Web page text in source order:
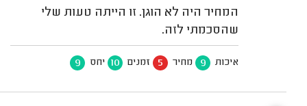
המחיר היה לא הוגן. זו הייתה טעות שלי
שהסכמתי לזה.
איכות 9 מחיר 5 זמנים 10 יחס 9